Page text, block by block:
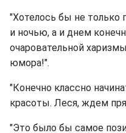
"Хотелось бы не только
и ночью, а и днем
очаровательной
юмора!".
"Конечно классно
красоты. Леся, ждем
"Это было бы самое